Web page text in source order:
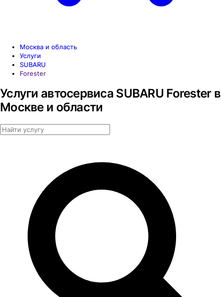
Москва и область
Услуги
SUBARU
Forester
Услуги автосервиса SUBARU Forester в
Москве и области